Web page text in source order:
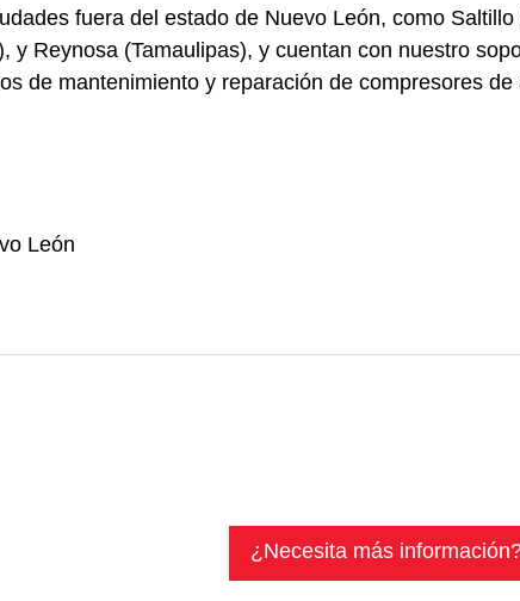
fuera del estado de Nuevo León, como
y Reynosa (Tamaulipas), y cuentan con nuestro
de mantenimiento y reparación de compresores de
León
¿Necesita más